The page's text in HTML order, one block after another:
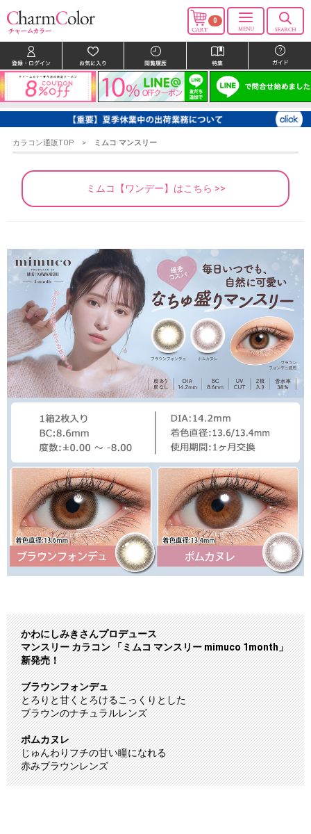
0
カラコン通販TOP ミムコ マンスリー
ミムコ【ワンデー】はこちら >>
かわにしみきさんプロデュース
マンスリー カラコン 「ミムコ マンスリー mimuco 1month」
新発売！
ブラウンフォンデュ
とろりと甘くとろけるこっくりとした
ブラウンのナチュラルレンズ
ポムカヌレ
じゅんわりフチの甘い瞳になれる
赤みブラウンレンズ